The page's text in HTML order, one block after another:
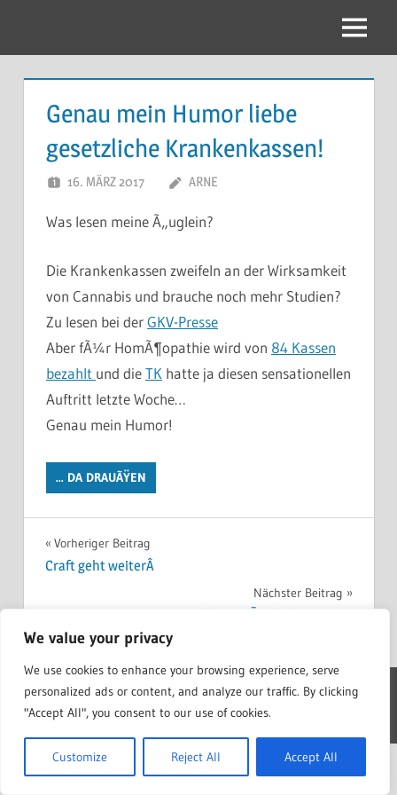
We value your privacy
We use cookies to enhance your browsing experience, serve
personalized ads or content, and analyze our traffic. By clicking
"Accept All", you consent to our use of cookies.
Customize Reject All Accept All
Menu
Genau mein Humor liebe
gesetzliche Krankenkassen!
16. MÄRZ 2017 ARNE
Was lesen meine Ã„uglein?
Die Krankenkassen zweifeln an der Wirksamkeit
von Cannabis und brauche noch mehr Studien?
Zu lesen bei derGKV-Presse
Aber fÃ¼r HomÃ¶opathie wird von 84 Kassen
bezahlt und dieTK hatte ja diesen sensationellen
Auftritt letzte Woche…
Genau mein Humor!
... DA DRAUÃŸEN
Beitragsnavigation
Vorheriger Beitrag
Craft geht weiterÂ
Nächster Beitrag
WordPress Theme: Treville by ThemeZee.